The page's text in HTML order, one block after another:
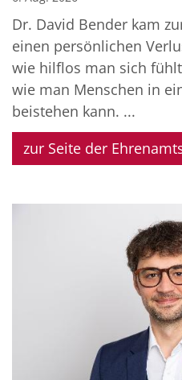
Dr. David Bender kam
einen persönlichen
wie hilflos man sich
wie man Menschen in
beistehen kann. ...
zur Seite der